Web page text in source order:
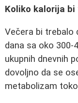
Koliko kalorija bi
Večera bi trebalo
dana sa oko 300-
ukupnih dnevnih
dovoljno da se
metabolizam